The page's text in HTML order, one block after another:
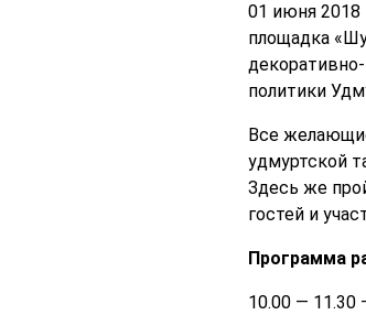
01 июня 2018
площадка
политики
Все
удмуртской
Здесь же
гостей и
Программа
10.00 — 11.30